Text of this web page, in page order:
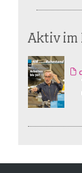
Aktiv im